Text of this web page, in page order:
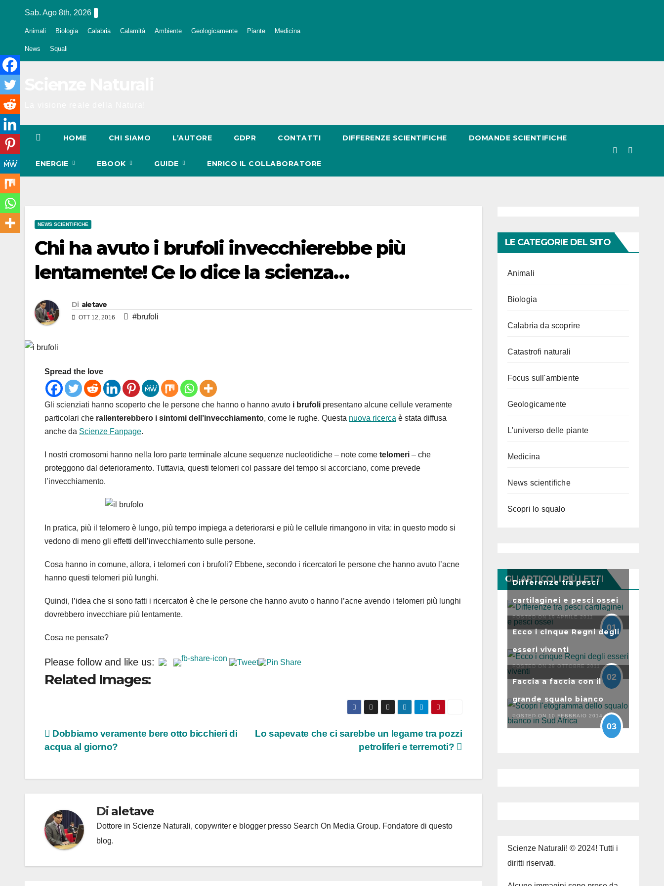
Sab. Ago 8th, 2026
Animali Biologia Calabria Calamità Ambiente Geologicamente Piante Medicina
News Squali
HOME CHI SIAMO L’AUTORE GDPR CONTATTI DIFFERENZE SCIENTIFICHE DOMANDE SCIENTIFICHE
ENERGIE EBOOK GUIDE ENRICO IL COLLABORATORE
NEWS SCIENTIFICHE
Chi ha avuto i brufoli invecchierebbe più
lentamente! Ce lo dice la scienza…
Di aletave
OTT 12, 2016 #brufoli
Spread the love
Gli scienziati hanno scoperto che le persone che hanno o hanno avuto i brufoli presentano alcune cellule veramente
particolari che rallenterebbero i sintomi dell’invecchiamento, come le rughe. Questa nuova ricerca è stata diffusa
anche da Scienze Fanpage.
I nostri cromosomi hanno nella loro parte terminale alcune sequenze nucleotidiche – note come telomeri – che
proteggono dal deterioramento. Tuttavia, questi telomeri col passare del tempo si accorciano, come prevede
l’invecchiamento.
In pratica, più il telomero è lungo, più tempo impiega a deteriorarsi e più le cellule rimangono in vita: in questo modo si
vedono di meno gli effetti dell’invecchiamento sulle persone.
Cosa hanno in comune, allora, i telomeri con i brufoli? Ebbene, secondo i ricercatori le persone che hanno avuto l’acne
hanno questi telomeri più lunghi.
Quindi, l’idea che si sono fatti i ricercatori è che le persone che hanno avuto o hanno l’acne avendo i telomeri più lunghi
dovrebbero invecchiare più lentamente.
Cosa ne pensate?
Please follow and like us:
Related Images:
Navigazione
articoli
Lo sapevate che ci sarebbe un legame tra pozzi
petroliferi e terremoti?
Dobbiamo veramente bere otto bicchieri di
acqua al giorno?
Di aletave
Dottore in Scienze Naturali, copywriter e blogger presso Search On Media Group. Fondatore di questo
blog.
LE CATEGORIE DEL SITO
Animali
Biologia
Calabria da scoprire
Catastrofi naturali
Focus sull'ambiente
Geologicamente
L'universo delle piante
Medicina
News scientifiche
Scopri lo squalo
GLI ARTICOLI PIÙ LETTI
Differenze tra pesci
cartilaginei e pesci ossei
POSTED ON 19 APRILE 2011
01
Ecco i cinque Regni degli
esseri viventi
POSTED ON 29 OTTOBRE 2011
02
Faccia a faccia con il
grande squalo bianco
POSTED ON 10 FEBBRAIO 2014
03
Scienze Naturali! © 2024! Tutti i
diritti riservati.